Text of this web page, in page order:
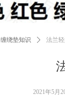
缠绕垫知识 ꄲ 法兰
2021年5月